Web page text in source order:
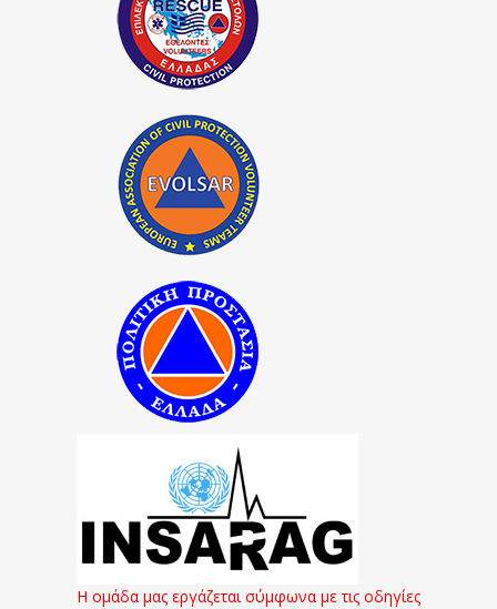
Η ομάδα μας εργάζεται σύμφωνα με τις οδηγίες